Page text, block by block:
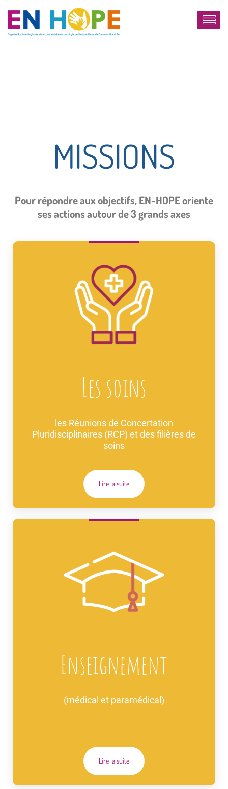
MISSIONS
Pour répondre aux objectifs, EN-HOPE oriente
ses actions autour de 3 grands axes
Les soins
les Réunions de Concertation
Pluridisciplinaires (RCP) et des filières de
soins
Lire la suite
Enseignement
(médical et paramédical)
Lire la suite